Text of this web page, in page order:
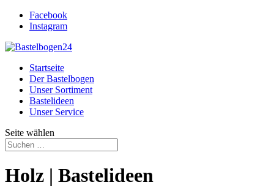
Facebook
Instagram
Startseite
Der Bastelbogen
Unser Sortiment
Bastelideen
Unser Service
Seite wählen
Holz | Bastelideen